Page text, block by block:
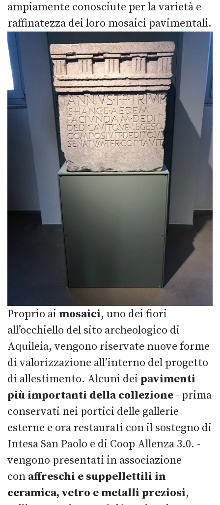
ampiamente conosciute per la varietà e
raffinatezza dei loro mosaici pavimentali.
Proprio ai mosaici, uno dei fiori
all’occhiello del sito archeologico di
Aquileia, vengono riservate nuove forme
di valorizzazione all’interno del progetto
di allestimento. Alcuni dei pavimenti
più importanti della collezione - prima
conservati nei portici delle gallerie
esterne e ora restaurati con il sostegno di
Intesa San Paolo e di Coop Allenza 3.0. -
vengono presentati in associazione
con affreschi e suppellettili in
ceramica, vetro e metalli preziosi,